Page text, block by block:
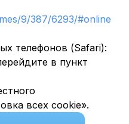
9/387/6293/#online
телефонов (Safari):
в пункт
всех cookie».